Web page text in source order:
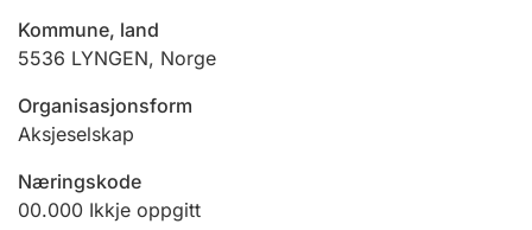
Ektepaktrettleiaren
Andre tema
Kommune, land
5536 LYNGEN, Norge
Organisasjonsform
Aksjeselskap
Næringskode
00.000 Ikkje oppgitt